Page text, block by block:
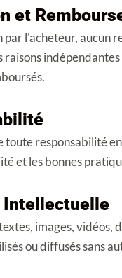
et
par l'acheteur, aucun
toute responsabilité
et les bonnes
Intellectuelle
images,
ou diffusés sans